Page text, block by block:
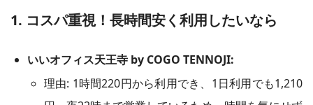
1. コスパ重視！長時間安く利用したいなら
いいオフィス天王寺 by COGO TENNOJI:
理由: 1時間220円から利用でき、1日利用でも1,210